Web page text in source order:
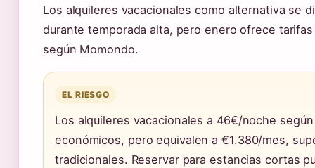
Los alquileres vacacionales como alternativa se
durante temporada alta, pero enero ofrece
según Momondo.
EL RIESGO
Los alquileres vacacionales a 46€/noche
económicos, pero equivalen a €1.380/mes,
tradicionales. Reservar para estancias cortas